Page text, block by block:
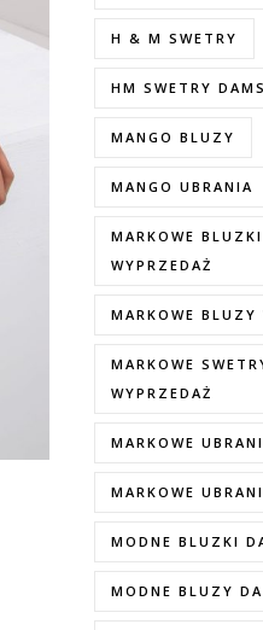
H & M SWETRY
HM SWETRY
MANGO BLUZY
MANGO UBRANIA
MARKOWE
WYPRZEDAŻ
MARKOWE BLUZY
MARKOWE
WYPRZEDAŻ
MARKOWE
MARKOWE
MODNE BLUZKI
MODNE BLUZY